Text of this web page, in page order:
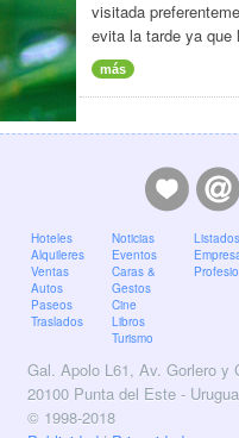
visitada
evita la tarde ya
más
Hoteles
Alquileres
Ventas
Autos
Paseos
Traslados
Noticias
Eventos
Caras &
Gestos
Cine
Libros
Turismo
Listados
Gal. Apolo L61, Av. Gorlero y
20100 Punta del Este -
© 1998-2018